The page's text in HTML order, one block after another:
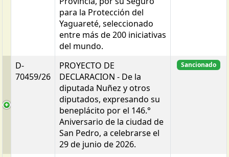
para la Protección del
Yaguareté, seleccionado
entre más de 200 iniciativas
del mundo.
D-
70459/26
PROYECTO DE
DECLARACION - De la
diputada Nuñez y otros
diputados, expresando su
beneplácito por el 146.°
Aniversario de la ciudad de
San Pedro, a celebrarse el
29 de junio de 2026.
Sancionado